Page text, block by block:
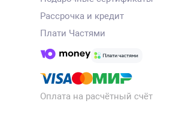
Рассрочка и кредит
Плати Частями
Оплата на расчётный счёт